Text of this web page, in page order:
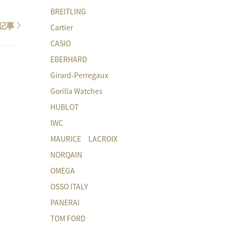
事
BREITLING
Cartier
CASIO
EBERHARD
Girard-Perregaux
Gorilla Watches
HUBLOT
IWC
MAURICE LACROIX
NORQAIN
OMEGA
OSSO ITALY
PANERAI
TOM FORD